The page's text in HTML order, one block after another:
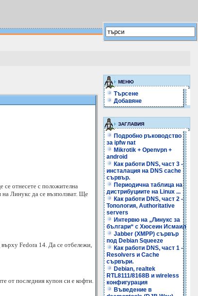
се отнесете с положителна
Линукс да се възползват. Ще
Fedora 14. Да се отбележи,
от последния купон си е кофти.
МЕНЮ
Търсене
Добавяне
ЗАГЛАВИЯ
Подробно ръководство
за ipfw nat
Mikrotik + Openvpn +
android
Как работи DNS, част 3 -
инсталация на DNS cache
сървър.
Периодична таблица на
дистрибуциите на Linux ...
Как работи DNS, част 2 -
Топология, Authoritative
servers
Интервю на „Линукс за
българи“ с Хюсеин Исмаил
Jabber (XMPP) сървър
под Debian Squeeze
Как работи DNS, част 1 -
Resolvers и Cache
сървъри.
Debian, realtek
RTL8111/8168B и wireless
конфигурация
Въведение в